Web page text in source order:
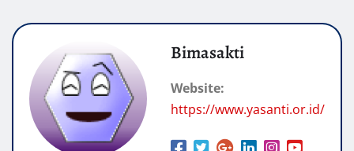
Bimasakti
Website:
https://www.yasanti.or.id/